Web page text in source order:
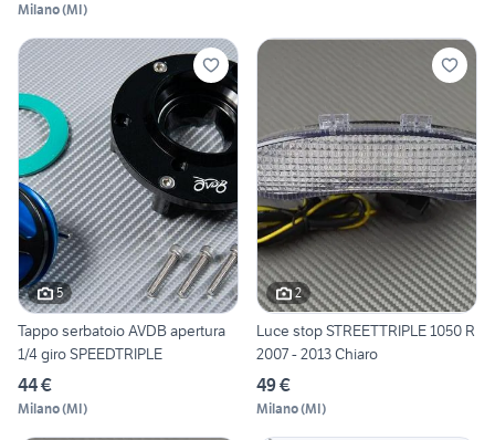
Milano(MI)
5
Tappo serbatoio AVDB apertura
1/4 giro SPEEDTRIPLE
44 €
Milano(MI)
2
Luce stop STREETTRIPLE 1050 R
2007 - 2013 Chiaro
49 €
Milano(MI)